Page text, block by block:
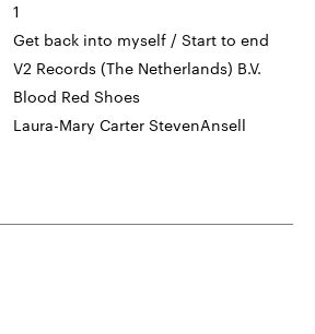
1
Get back into myself / Start to end
V2 Records (The Netherlands) B.V.
Blood Red Shoes
Laura-Mary Carter StevenAnsell